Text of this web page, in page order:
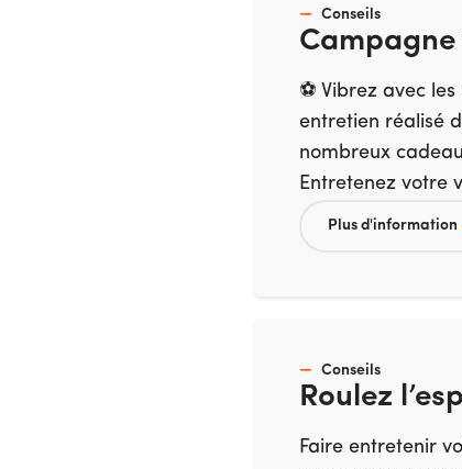
Conseils
⚽ Vibrez avec
entretien réalisé
nombreux
Entretenez votre
Plus d'information
Conseils
Roulez
Faire entretenir